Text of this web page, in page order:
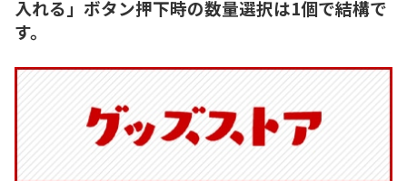
入れる」ボタン押下時の数量選択は1個で結構で
す。